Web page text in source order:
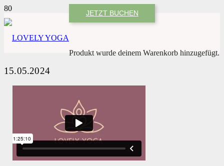
JETZT BUCHEN
Produkt wurde deinem Warenkorb hinzugefügt.
15.05.2024